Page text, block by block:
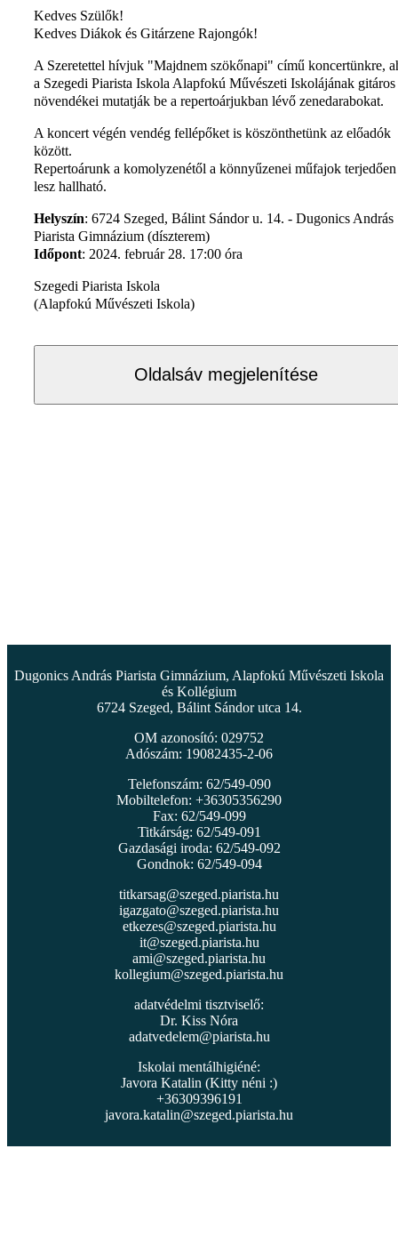
Kedves Szülők!
Kedves Diákok és Gitárzene Rajongók!
A Szeretettel hívjuk "Majdnem szökőnapi" című koncertünkre,
a Szegedi Piarista Iskola Alapfokú Művészeti Iskolájának gitáros
növendékei mutatják be a repertoárjukban lévő zenedarabokat.
A koncert végén vendég fellépőket is köszönthetünk az előadók
között.
Repertoárunk a komolyzenétől a könnyűzenei műfajok terjedően
lesz hallható.
Helyszín: 6724 Szeged, Bálint Sándor u. 14. - Dugonics András
Piarista Gimnázium (díszterem)
Időpont: 2024. február 28. 17:00 óra
Szegedi Piarista Iskola
(Alapfokú Művészeti Iskola)
Oldalsáv megjelenítése
Dugonics András Piarista Gimnázium, Alapfokú Művészeti Iskola
és Kollégium
6724 Szeged, Bálint Sándor utca 14.
OM azonosító: 029752
Adószám: 19082435-2-06
Telefonszám: 62/549-090
Mobiltelefon: +36305356290
Fax: 62/549-099
Titkárság: 62/549-091
Gazdasági iroda: 62/549-092
Gondnok: 62/549-094
titkarsag@szeged.piarista.hu
igazgato@szeged.piarista.hu
etkezes@szeged.piarista.hu
it@szeged.piarista.hu
ami@szeged.piarista.hu
kollegium@szeged.piarista.hu
adatvédelmi tisztviselő:
Dr. Kiss Nóra
adatvedelem@piarista.hu
Iskolai mentálhigiéné:
Javora Katalin (Kitty néni :)
+36309396191
javora.katalin@szeged.piarista.hu